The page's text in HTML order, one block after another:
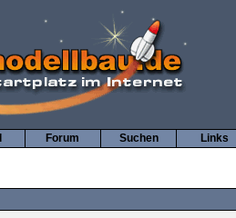
Links
Suchen
Forum